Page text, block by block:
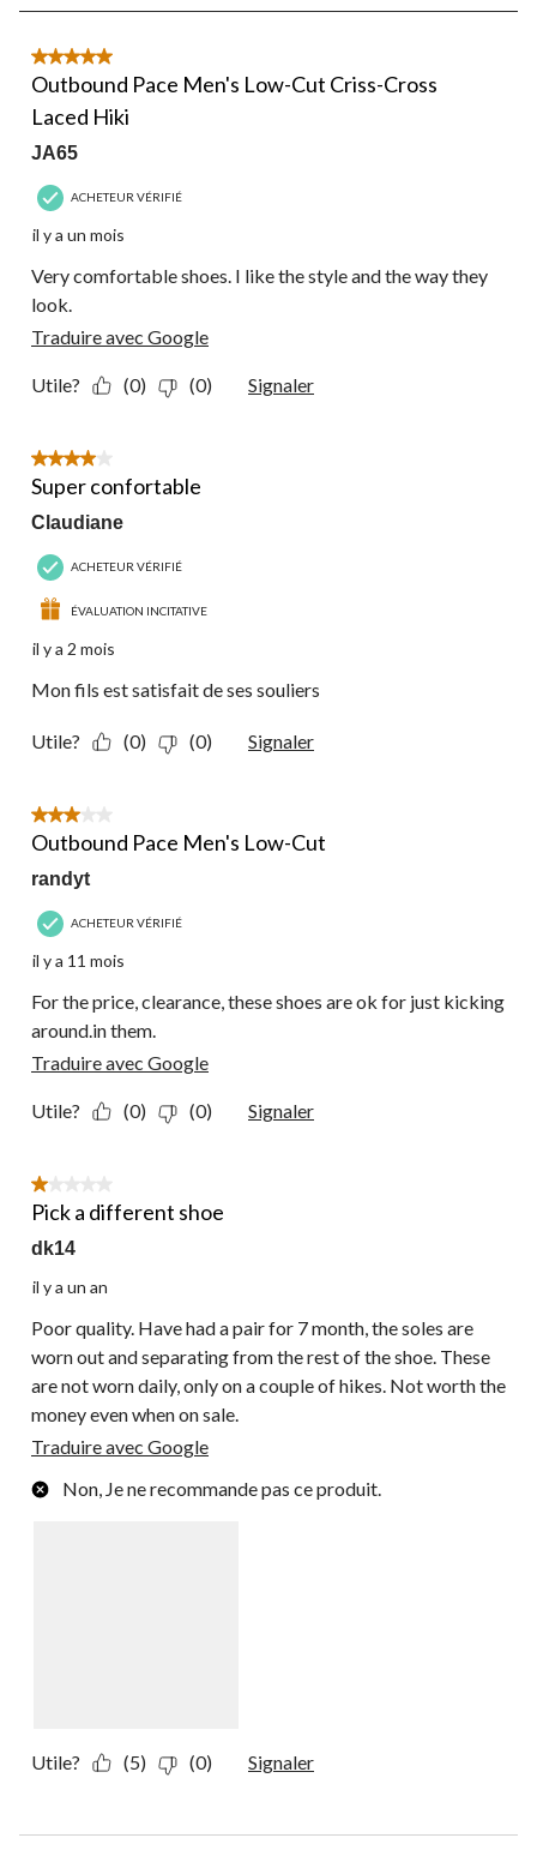
4
commentaire.
5 étoile(s) sur 5.
Outbound Pace Men's Low-Cut Criss-Cross
Laced Hiki
JA65
ACHETEUR VÉRIFIÉ
il y a un mois
Very comfortable shoes. I like the style and the way they
look.
Traduire avec Google
Utile? (0) (0) Signaler
4 étoile(s) sur 5.
Super confortable
Claudiane
ACHETEUR VÉRIFIÉ
ÉVALUATION INCITATIVE
il y a 2 mois
Mon fils est satisfait de ses souliers
Utile? (0) (0) Signaler
3 étoile(s) sur 5.
Outbound Pace Men's Low-Cut
randyt
ACHETEUR VÉRIFIÉ
il y a 11 mois
For the price, clearance, these shoes are ok for just kicking
around.in them.
Traduire avec Google
Utile? (0) (0) Signaler
1 étoile(s) sur 5.
Pick a different shoe
dk14
il y a un an
Poor quality. Have had a pair for 7 month, the soles are
worn out and separating from the rest of the shoe. These
are not worn daily, only on a couple of hikes. Not worth the
money even when on sale.
Traduire avec Google
Non, Je ne recommande pas ce produit.
Utile? (5) (0) Signaler